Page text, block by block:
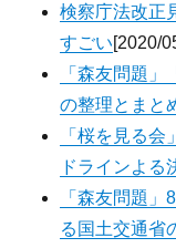
検察庁法改正
すごい[2020/
「森友問題
の整理とまと
「桜を見る
ドラインよる
「森友問題
る国土交通省